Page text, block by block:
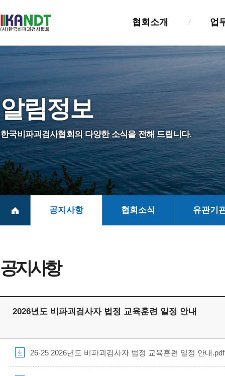
협회소개
설립목적및연혁
조직및기능
NDT진흥법
회원사 및 회훈
찾아오시는길
업
검사업
기술교
정보관
실태조
알림정보
한국비파괴검사협회의 다양한 소식을 전해 드립니다.
공지사항 협회소식 유관기
공지사항
2026년도 비파괴검사자 법정 교육훈련 일정 안내
26-25 2026년도 비파괴검사자 법정 교육훈련 일정 안내